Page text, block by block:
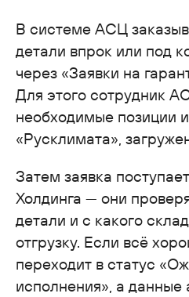
В системе АСЦ
детали впрок или под
через «Заявки на
Для этого сотрудник
необходимые позиции
«Русклимата»,
Затем заявка
Холдинга — они
детали и с какого
отгрузку. Если всё
переходит в статус
исполнения», а данные